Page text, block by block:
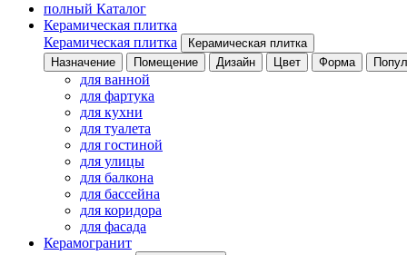
полный Каталог
Керамическая плитка
Керамическая плитка
Керамическая плитка
Назначение
Помещение Дизайн Цвет Форма
для ванной
для фартука
для кухни
для туалета
для гостиной
для улицы
для балкона
для бассейна
для коридора
для фасада
Керамогранит